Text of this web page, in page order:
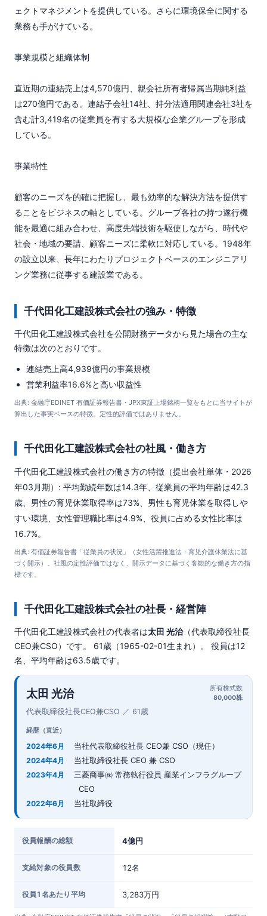
ェクトマネジメントを提供している。さらに環境保全に関する
業務も手がけている。
事業規模と組織体制
直近期の連結売上は4,570億円、親会社所有者帰属当期純利益
は270億円である。連結子会社14社、持分法適用関連会社3社を
含む計3,419名の従業員を有する大規模な企業グループを形成
している。
事業特性
顧客のニーズを的確に把握し、最も効率的な解決方法を提供す
ることをビジネスの軸としている。グループ各社の持つ遂行機
能を最適に組み合わせ、高度先端技術を駆使しながら、時代や
社会・地域の要請、顧客ニーズに柔軟に対応している。1948年
の設立以来、長年にわたりプロジェクトベースのエンジニアリ
ング業務に従事する建設業である。
千代田化工建設株式会社の強み・特徴
千代田化工建設株式会社を公開財務データから見た場合の主な
特徴は次のとおりです。
連結売上高4,939億円の事業規模
営業利益率16.6%と高い収益性
出典: 金融庁EDINET 有価証券報告書・JPX東証上場銘柄一覧をもとに当サイトが
算出した事実ベースの特徴。定性的評価ではありません。
千代田化工建設株式会社の社風・働き方
千代田化工建設株式会社の働き方の特徴（提出会社単体・2026
年03月期）: 平均勤続年数は14.3年、従業員の平均年齢は42.3
歳、男性の育児休業取得率は73%、男性も育児休業を取得しや
すい環境、女性管理職比率は4.9%、役員に占める女性比率は
16.7%。
出典: 有価証券報告書「従業員の状況」（女性活躍推進法・育児介護休業法に基
づく開示）。社風の定性評価ではなく、開示データに基づく客観的な働き方の指
標です。
千代田化工建設株式会社の社長・経営陣
千代田化工建設株式会社の代表者は太田 光治（代表取締役社長
CEO兼CSO）です。 61歳（1965-02-01生まれ）。 役員は12
名、平均年齢は63.5歳です。
太田 光治
代表取締役社長CEO兼CSO ／ 61歳
所有株式数
80,000株
経歴（直近）
2024年6月 当社代表取締役社長 CEO兼 CSO（現任）
2024年4月 当社取締役社長 CEO 兼 CSO
2023年4月
三菱商事㈱ 常務執行役員 産業インフラグループ
CEO
2022年6月 当社取締役
役員報酬の総額 4億円
支給対象の役員数 12名
役員1名あたり平均 3,283万円